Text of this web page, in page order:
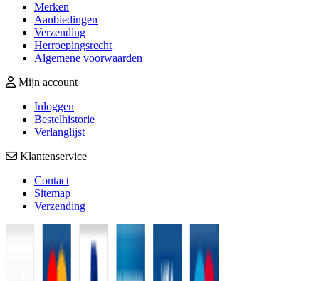
Merken
Aanbiedingen
Verzending
Herroepingsrecht
Algemene voorwaarden
Mijn account
Inloggen
Bestelhistorie
Verlanglijst
Klantenservice
Contact
Sitemap
Verzending